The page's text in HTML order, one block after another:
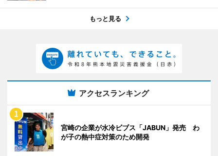
もっと見る
アクセスランキング
宮崎の企業が水冷ビブス「JABUN」発売 わ
が子の熱中症対策のため開発